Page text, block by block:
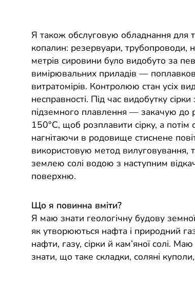
Я також обслуговую обладнання для
копалин: резервуари, трубопроводи,
метрів сировини було видобуто за
вимірювальних приладів —
витратомірів. Контролюю стан усіх
несправності. Під час видобутку
підземного плавлення — закачую
150°C, щоб розплавити сірку, а
нагнітаючи в родовище стиснене
використовую метод вилуговування,
землею солі водою з наступним
поверхню.
Що я повинна вміти?
Я маю знати геологічну будову
як утворюються нафта і природний
нафти, газу, сірки й кам’яної солі.
знати, що таке складки, соляні